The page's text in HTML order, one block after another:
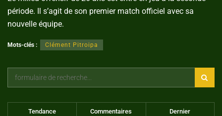
période. Il s’agit de son premier match officiel avec sa
nouvelle équipe.
Mots-clés : Clément Pitroipa
Tendance Commentaires Dernier